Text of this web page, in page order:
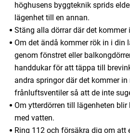
höghusens byggteknik sprids
lägenhet till en annan.
Stäng alla dörrar där det kommer
Om det ändå kommer rök in i din
genom fönstret eller
handdukar för att täppa till
andra springor där det kommer
frånluftsventiler så att de inte
Om ytterdörren till lägenheten
med vatten.
Ring 112 och försäkra dig om att